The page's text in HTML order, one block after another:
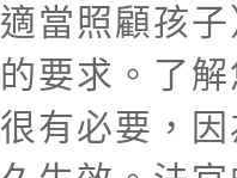
適當照顧孩
的要求。了
很有必要，